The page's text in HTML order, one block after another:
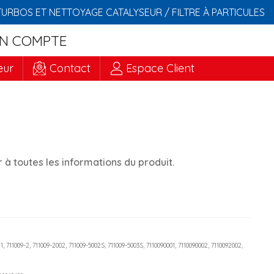
ET NETTOYAGE CATALYSEUR / FILTRE À PARTICULES
COMPTE
Contact Espace Client
toutes les informations du produit.
711009-2, 711009-2002, 711009-5002S, 711009-5003S, 7110090001, 7110090002, 7110092002,